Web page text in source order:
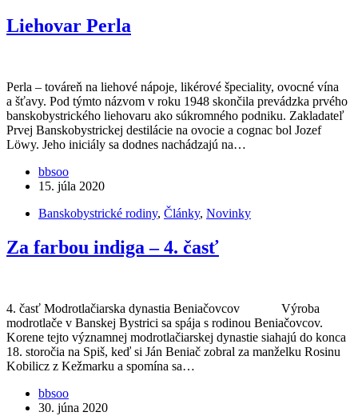
Liehovar Perla
Perla – továreň na liehové nápoje, likérové špeciality, ovocné vína
a šťavy. Pod týmto názvom v roku 1948 skončila prevádzka prvého
banskobystrického liehovaru ako súkromného podniku. Zakladateľ
Prvej Banskobystrickej destilácie na ovocie a cognac bol Jozef
Löwy. Jeho iniciály sa dodnes nachádzajú na…
bbsoo
15. júla 2020
Banskobystrické rodiny, Články, Novinky
Za farbou indiga – 4. časť
4. časť Modrotlačiarska dynastia Beniačovcov Výroba
modrotlače v Banskej Bystrici sa spája s rodinou Beniačovcov.
Korene tejto významnej modrotlačiarskej dynastie siahajú do konca
18. storočia na Spiš, keď si Ján Beniač zobral za manželku Rosinu
Kobilicz z Kežmarku a spomína sa…
bbsoo
30. júna 2020